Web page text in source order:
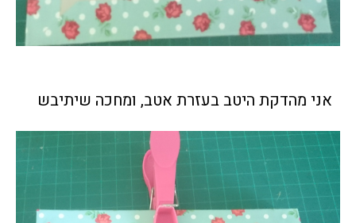
אני מהדקת היטב בעזרת אטב, ומחכה שיתיבש